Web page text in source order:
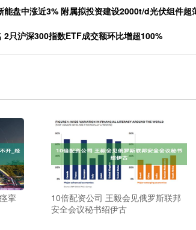
能盘中涨近3% 附属拟投资建设2000t/d光伏组件超
2只沪深300指数ETF成交额环比增超100%
挛
10倍配资公司 王毅会见俄罗斯联邦
安全会议秘书绍伊古